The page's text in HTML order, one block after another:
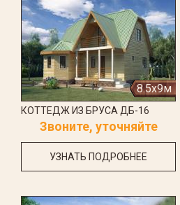
8.5x9м
КОТТЕДЖ ИЗ БРУСА ДБ-16
Звоните, уточняйте
УЗНАТЬ ПОДРОБНЕЕ